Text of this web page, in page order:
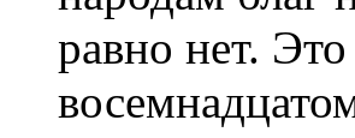
равно нет.